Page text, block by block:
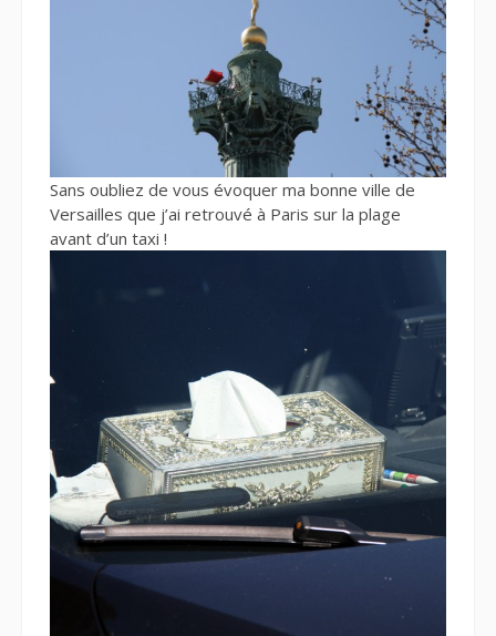
Sans oubliez de vous évoquer ma bonne ville de
Versailles que j’ai retrouvé à Paris sur la plage
avant d’un taxi !